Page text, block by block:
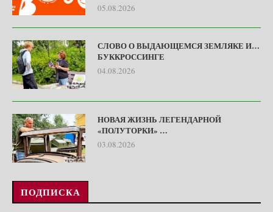
05.08.2026
СЛОВО О ВЫДАЮЩЕМСЯ ЗЕМЛЯКЕ И…
БУККРОССИНГЕ
04.08.2026
НОВАЯ ЖИЗНЬ ЛЕГЕНДАРНОЙ
«ПОЛУТОРКИ» …
03.08.2026
ПОДПИСКА